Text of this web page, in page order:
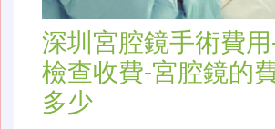
深圳宮腔鏡手術費
檢查收費-宮腔鏡的
多少